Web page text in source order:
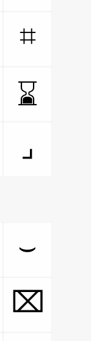
⌗
⌛
⌟
⌣
⌧